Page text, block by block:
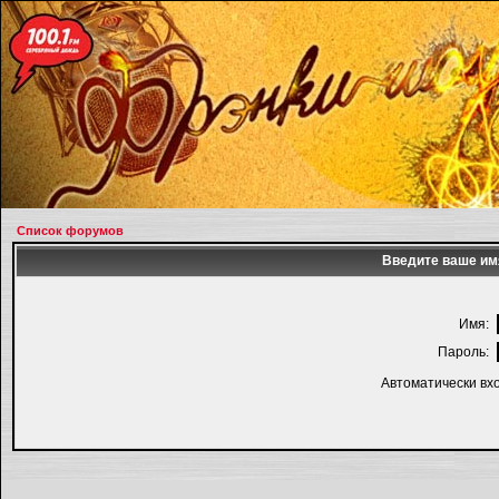
Список форумов
Введите ваше
Имя:
Пароль:
Автоматически